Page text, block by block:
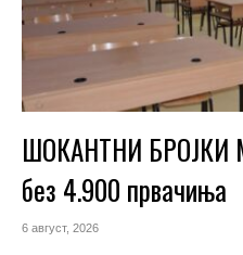
ШОКАНТНИ БРОЈКИ
без 4.900 првачиња
6 август, 2026